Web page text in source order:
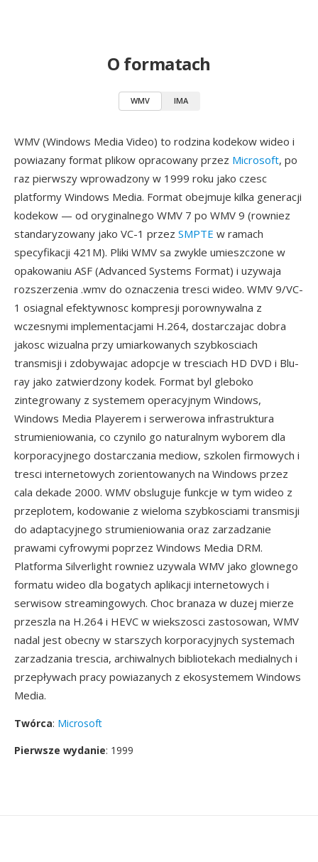
O formatach
WMV IMA
WMV (Windows Media Video) to rodzina kodekow wideo i
powiazany format plikow opracowany przez Microsoft, po
raz pierwszy wprowadzony w 1999 roku jako czesc
platformy Windows Media. Format obejmuje kilka generacji
kodekow — od oryginalnego WMV 7 po WMV 9 (rowniez
standaryzowany jako VC-1 przez SMPTE w ramach
specyfikacji 421M). Pliki WMV sa zwykle umieszczone w
opakowaniu ASF (Advanced Systems Format) i uzywaja
rozszerzenia .wmv do oznaczenia tresci wideo. WMV 9/VC-
1 osiagnal efektywnosc kompresji porownywalna z
wczesnymi implementacjami H.264, dostarczajac dobra
jakosc wizualna przy umiarkowanych szybkosciach
transmisji i zdobywajac adopcje w tresciach HD DVD i Blu-
ray jako zatwierdzony kodek. Format byl gleboko
zintegrowany z systemem operacyjnym Windows,
Windows Media Playerem i serwerowa infrastruktura
strumieniowania, co czynilo go naturalnym wyborem dla
korporacyjnego dostarczania mediow, szkolen firmowych i
tresci internetowych zorientowanych na Windows przez
cala dekade 2000. WMV obsluguje funkcje w tym wideo z
przeplotem, kodowanie z wieloma szybkosciami transmisji
do adaptacyjnego strumieniowania oraz zarzadzanie
prawami cyfrowymi poprzez Windows Media DRM.
Platforma Silverlight rowniez uzywala WMV jako glownego
formatu wideo dla bogatych aplikacji internetowych i
serwisow streamingowych. Choc branaza w duzej mierze
przeszla na H.264 i HEVC w wiekszosci zastosowan, WMV
nadal jest obecny w starszych korporacyjnych systemach
zarzadzania trescia, archiwalnych bibliotekach medialnych i
przepływach pracy powiazanych z ekosystemem Windows
Media.
Twórca: Microsoft
Pierwsze wydanie: 1999